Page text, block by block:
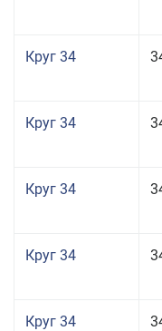
Круг 34
Круг 34
Круг 34
Круг 34
Круг 34